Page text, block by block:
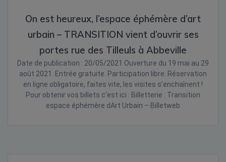
On est heureux, l’espace éphémère d’art
urbain – TRANSITION vient d’ouvrir ses
portes rue des Tilleuls à Abbeville
Date de publication : 20/05/2021 Ouverture du 19 mai au 29
août 2021. Entrée gratuite. Participation libre. Réservation
en ligne obligatoire, faites vite, les visites s’enchaînent !
Pour obtenir vos billets c’est ici : Billetterie : Transition
espace éphémère dArt Urbain – Billetweb